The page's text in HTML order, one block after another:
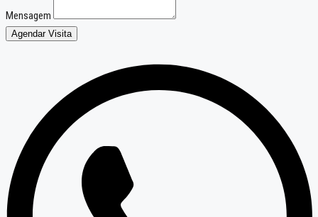
Mensagem
Agendar Visita